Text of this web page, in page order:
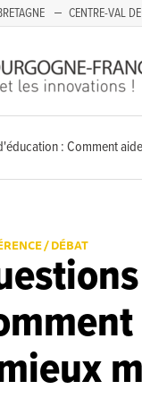
CENTRE-VAL
: Comment
/ DÉBAT